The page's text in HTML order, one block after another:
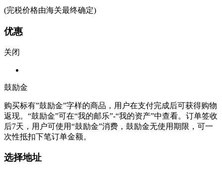
(完税价格由海关最终确定)
优惠
关闭
鼓励金
购买标有”鼓励金”字样的商品，用户在支付完成后可获得购物
返现。“鼓励金”可在“我的邮乐”-“我的资产”中查看。订单签收
后7天，用户可使用“鼓励金”消费，鼓励金无使用期限，可一
次性抵扣下笔订单金额。
选择地址